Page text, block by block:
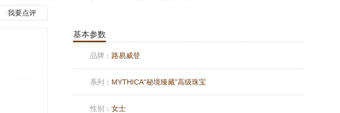
我要点评
基本参数
品牌： 路易威登
系列： MYTHICA“秘境臻藏”高级珠宝
性别： 女士